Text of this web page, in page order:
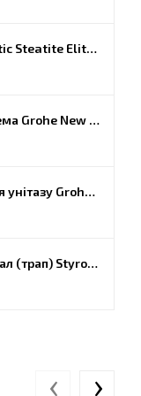
Бойлер Atlantic Steatite Elite VM 080 D400 2 BC, 80 (851188)
Душова система Grohe New Tempesta Cosmopolitan (27922000)
Інсталяція для унітазу Grohe Rapid SL (38772001)
Душовий канал (трап) Styron, решітка Гармонія, 70 (STY-H-70-FF)
‹ ›